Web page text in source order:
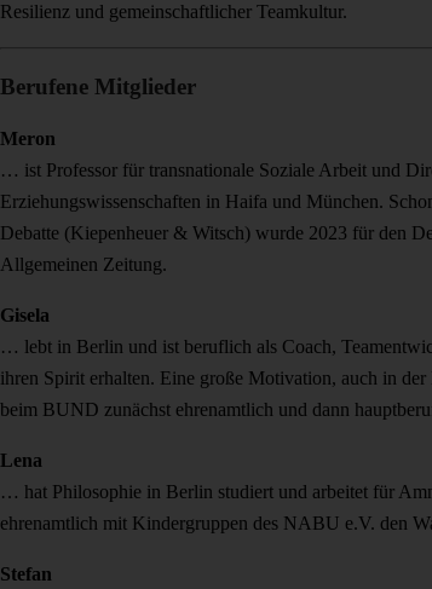
Resilienz und gemeinschaftlicher Teamkultur.
Berufene Mitglieder
Meron
… ist Professor für transnationale Soziale Arbeit und
Erziehungswissenschaften in Haifa und München.
Debatte (Kiepenheuer & Witsch) wurde 2023 für den
Allgemeinen Zeitung.
Gisela
… lebt in Berlin und ist beruflich als Coach,
ihren Spirit erhalten. Eine große Motivation, auch in
beim BUND zunächst ehrenamtlich und dann
Lena
… hat Philosophie in Berlin studiert und arbeitet für
ehrenamtlich mit Kindergruppen des NABU e.V. den
Stefan